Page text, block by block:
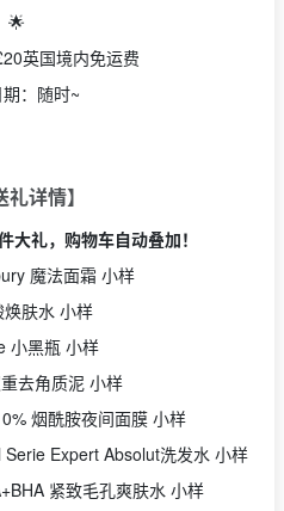
🌟
英国境内免运费
：随时~
详情】
礼，购物车自动叠加！
魔法面霜 小样
焕肤水 小样
小黑瓶 小样
去角质泥 小样
烟酰胺夜间面膜 小样
Serie Expert Absolut洗发水 小样
紧致毛孔爽肤水 小样